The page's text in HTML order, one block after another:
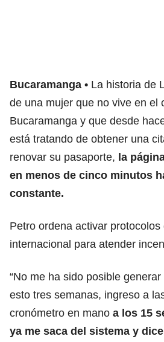
Bucaramanga
La historia de
de una mujer que no vive en el
Bucaramanga y que desde
está tratando de obtener una
renovar su pasaporte, la
en menos de cinco minutos
constante.
Petro ordena activar protocolos
internacional para atender
“No me ha sido posible
esto tres semanas, ingreso a
cronómetro en mano a los 15
ya me saca del sistema y